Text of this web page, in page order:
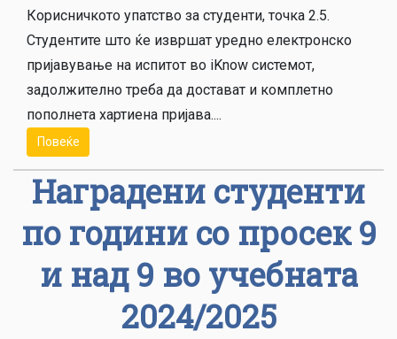
Корисничкото упатство за студенти, точка 2.5.
Студентите што ќе извршат уредно електронско
пријавување на испитот во iKnow системот,
задолжително треба да достават и комплетно
пополнета хартиена пријава....
Повеќе
Наградени студенти
по години со просек 9
и над 9 во учебната
2024/2025